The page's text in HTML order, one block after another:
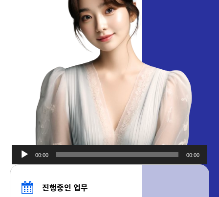
오디오
00:00 00:00
진행중인 업무